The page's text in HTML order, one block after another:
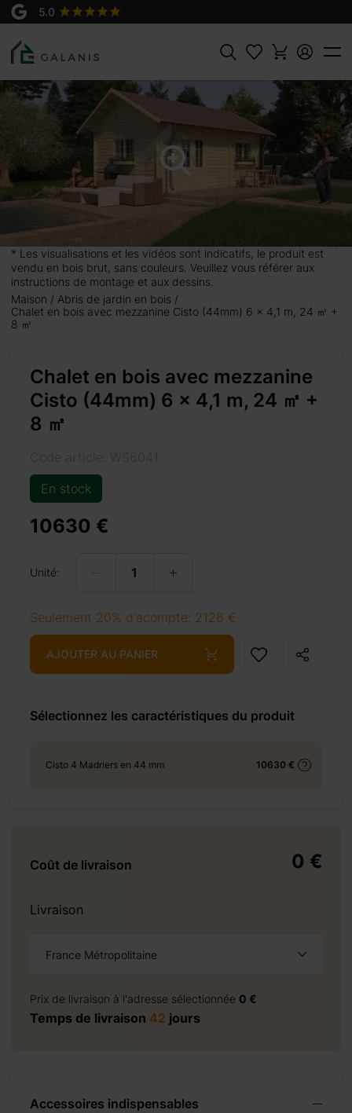
Rechercher
* Les visualisations et les vidéos sont indicatifs, le produit est
vendu en bois brut, sans couleurs. Veuillez vous référer aux
instructions de montage et aux dessins.
Maison
Abris de jardin en bois
Chalet en bois avec mezzanine Cisto (44mm) 6 x 4,1 m, 24 ㎡ +
8 ㎡
Chalet en bois avec mezzanine
Cisto (44mm) 6 x 4,1 m, 24 ㎡ +
8 ㎡
En stock
10630 €
Unité:
Seulement 20% d'acompte: 2126 €
AJOUTER AU PANIER
Sélectionnez les caractéristiques du produit
Cisto 4 Madriers en 44 mm 10630 €
Coût de livraison 0 €
Livraison
France Métropolitaine
Prix de livraison à l'adresse sélectionnée 0 €
Temps de livraison 42 jours
Accessoires indispensables
Produit:
Cisto 4 Madriers en 44 mm
10630 €
24 ㎡ +
8 mètres carrés et
polyvalente
pour créer
qui concerne la
un lit, où vous
loin du stress
8-%e3%8e%a1/
+ 69 €
+ 310 €
+ 2090 €
+ 690 €